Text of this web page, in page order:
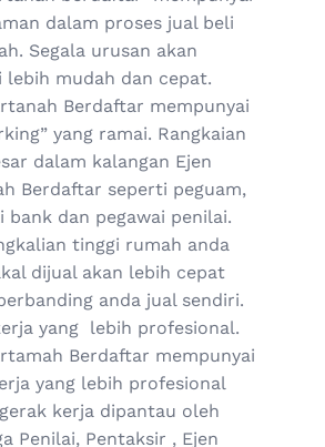
dalam proses jual beli
Segala urusan akan
lebih mudah dan cepat.
Berdaftar mempunyai
yang ramai. Rangkaian
dalam kalangan Ejen
Berdaftar seperti peguam,
bank dan pegawai penilai.
tinggi rumah anda
dijual akan lebih cepat
anda jual sendiri.
yang lebih profesional.
Berdaftar mempunyai
yang lebih profesional
kerja dipantau oleh
Penilai, Pentaksir , Ejen